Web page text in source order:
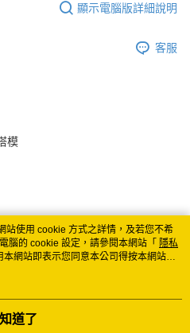
顯示電腦版詳細說明
客服
模
站使用 cookie 方式之詳情，及若您不希
腦的 cookie 設定，請參閱本網站「 隱私
網站即表示您同意本公司得按本網站使
道了